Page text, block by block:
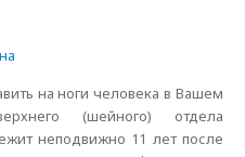
на ноги человека в Вашем
(шейного) отдела
неподвижно 11 лет после